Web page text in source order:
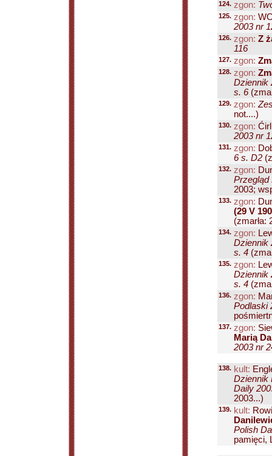
124. zgon:
125. zgon:
2003 nr
126. zgon: Z
116
127. zgon:
128. zgon:
Dziennik
s. 6
129. zgon:
not....)
130. zgon:
2003 nr
131. zgon:
6 s. D2
132. zgon:
Przegląd
2003;
133. zgon:
(29 V
(zmarła:
134. zgon:
Dziennik
s. 4
135. zgon:
Dziennik
s. 4
136. zgon:
Podlaski
137. zgon:
Marią
2003 nr
138. kult:
Dziennik
Daily
2003...)
139. kult:
Polish
pamięci,